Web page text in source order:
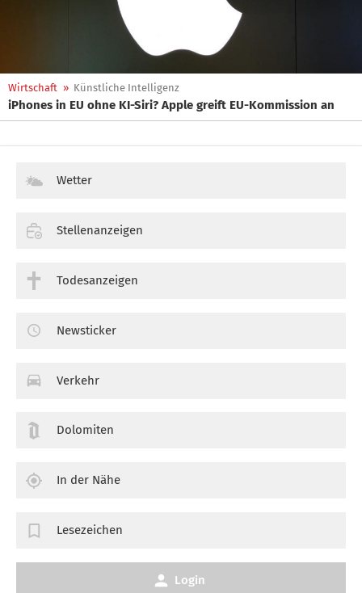
Wirtschaft » Künstliche Intelligenz
iPhones in EU ohne KI-Siri? Apple greift EU-Kommission an
Wetter
Stellenanzeigen
Todesanzeigen
Newsticker
Verkehr
Dolomiten
In der Nähe
Lesezeichen
Login